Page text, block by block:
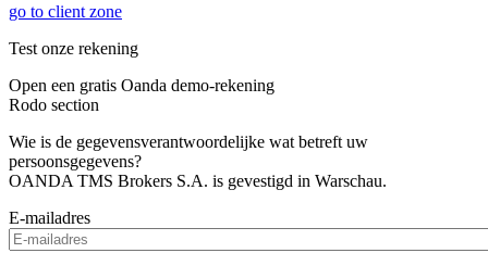
go to client zone
Test onze rekening
Open een gratis Oanda demo-rekening
Rodo section
Wie is de gegevensverantwoordelijke wat betreft uw
persoonsgegevens?
OANDA TMS Brokers S.A. is gevestigd in Warschau.
E-mailadres